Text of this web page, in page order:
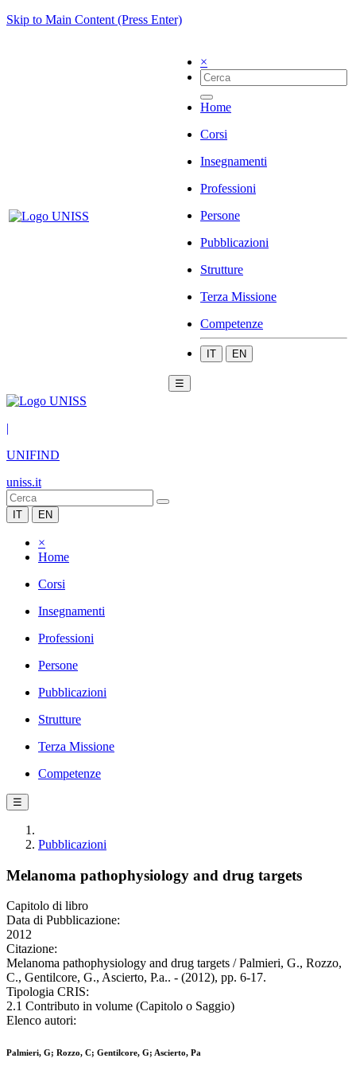
Skip to Main Content (Press Enter)
×
Home
Corsi
Insegnamenti
Professioni
Persone
Pubblicazioni
Strutture
Terza Missione
Competenze
IT EN
☰
|
UNIFIND
uniss.it
IT EN
×
Home
Corsi
Insegnamenti
Professioni
Persone
Pubblicazioni
Strutture
Terza Missione
Competenze
☰
Pubblicazioni
Melanoma pathophysiology and drug targets
Capitolo di libro
Data di Pubblicazione:
2012
Citazione:
Melanoma pathophysiology and drug targets / Palmieri, G., Rozzo,
C., Gentilcore, G., Ascierto, P.a.. - (2012), pp. 6-17.
Tipologia CRIS:
2.1 Contributo in volume (Capitolo o Saggio)
Elenco autori:
Palmieri, G; Rozzo, C; Gentilcore, G; Ascierto, Pa